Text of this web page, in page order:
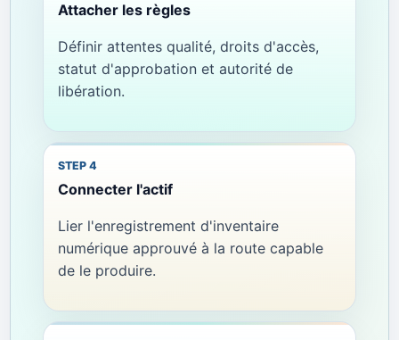
Attacher les règles
Définir attentes qualité, droits d'accès,
statut d'approbation et autorité de
libération.
Connecter l'actif
Lier l'enregistrement d'inventaire
numérique approuvé à la route capable
de le produire.